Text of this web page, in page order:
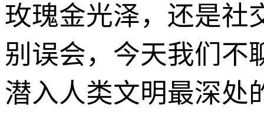
玫瑰金光泽，还是社
别误会，今天我们不
潜入人类文明最深处